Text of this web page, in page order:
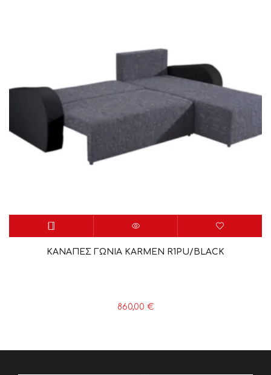
ΚΑΝΑΠΕΣ ΓΩΝΙΑ KARMEN R1PU/BLACK
860,00 €